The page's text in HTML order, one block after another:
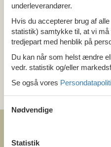
Tema
Alle
Luksus
Kategori
Alle
Attraktioner
underleverandører.
Hvis du accepterer brug af
statistik) samtykke til, at vi
tredjepart med henblik på
Du kan når som helst ændre
vedr. statistik og/eller
Se også vores
Nødvendige
Statistik